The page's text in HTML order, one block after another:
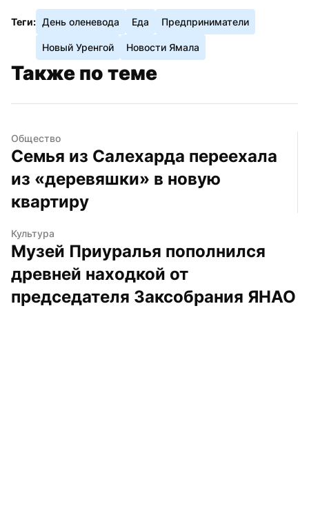
Теги: День оленевода Еда Предприниматели
Новый Уренгой Новости Ямала
Также по теме
Общество
Семья из Салехарда переехала
из «деревяшки» в новую
квартиру
Культура
Музей Приуралья пополнился
древней находкой от
председателя Заксобрания ЯНАО